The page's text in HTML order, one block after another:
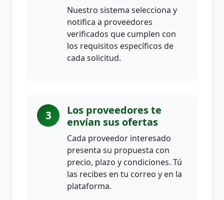
Nuestro sistema selecciona y
notifica a proveedores
verificados que cumplen con
los requisitos específicos de
cada solicitud.
3
Los proveedores te
envían sus ofertas
Cada proveedor interesado
presenta su propuesta con
precio, plazo y condiciones. Tú
las recibes en tu correo y en la
plataforma.